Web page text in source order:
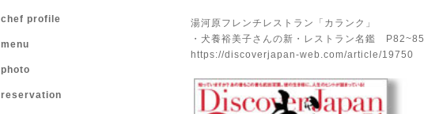
湯河原フレンチレストラン「カランク」
・犬養裕美子さんの新・レストラン名鑑 P82~85
https://discoverjapan-web.com/article/19750
chef profile
menu
photo
reservation